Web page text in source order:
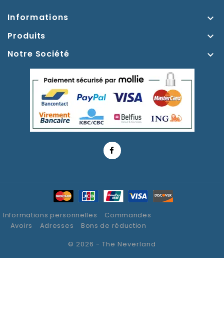
Informations 
Produits 
Notre Société 
Informations personnelles
Commandes
Avoirs
Adresses
Bons de réduction
© 2026 - The Neverland